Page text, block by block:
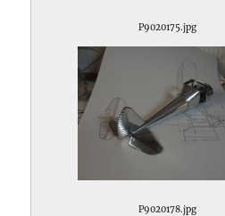
P9020175.jpg
P9020178.jpg